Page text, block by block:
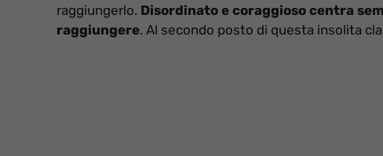
raggiungerlo. Disordinato e coraggioso centra
raggiungere. Al secondo posto di questa insolita